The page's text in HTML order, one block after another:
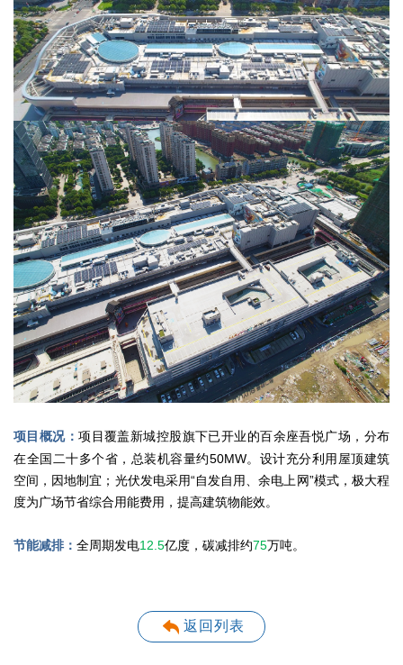
项目概况：项目覆盖新城控股旗下已开业的百余座吾悦广场，分布
在全国二十多个省，总装机容量约50MW。设计充分利用屋顶建筑
空间，因地制宜；光伏发电采用“自发自用、余电上网”模式，极大程
度为广场节省综合用能费用，提高建筑物能效。
节能减排： 全周期发电12.5亿度，碳减排约75万吨。
返回列表